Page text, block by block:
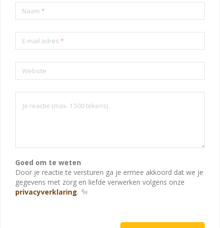
Naam *
E-mail adres *
Website
Goed om te weten
Door je reactie te versturen ga je ermee akkoord dat we je
gegevens met zorg en liefde verwerken volgens onze
privacyverklaring.